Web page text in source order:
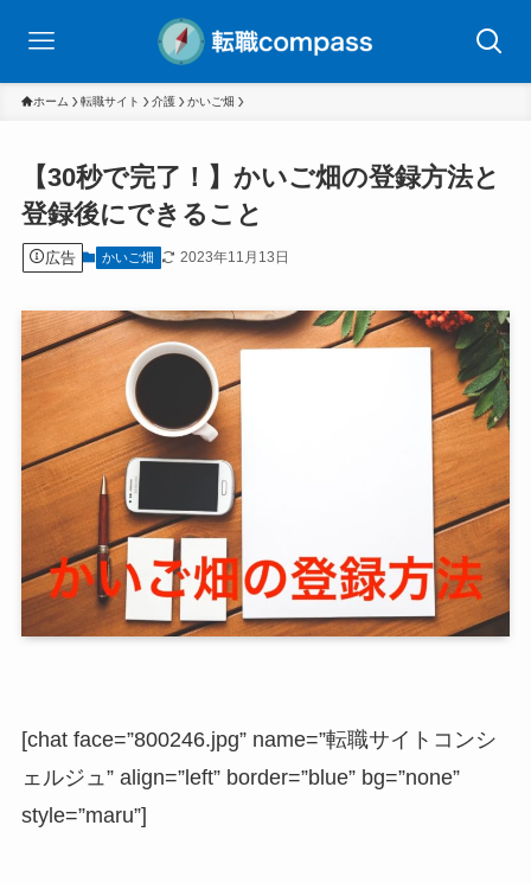
ホーム 転職サイト 介護 かいご畑
【30秒で完了！】かいご畑の登録方法と
登録後にできること
広告 かいご畑 2023年11月13日
[chat face=”800246.jpg” name=”転職サイトコンシ
ェルジュ” align=”left” border=”blue” bg=”none”
style=”maru”]